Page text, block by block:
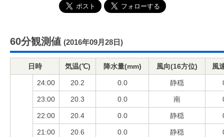
60分観測値 (2016年09月28日)
日時 気温(℃) 降水量(mm) 風向(16方位) 風
24:00 20.2 0.0 静穏
23:00 20.3 0.0 南
22:00 20.4 0.0 静穏
21:00 20.6 0.0 静穏